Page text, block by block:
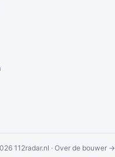
112radar.nl ·Over de bouwer →